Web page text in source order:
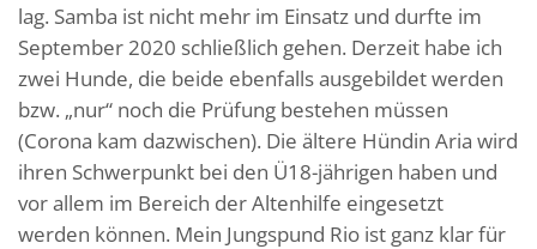
lag. Samba ist nicht mehr im Einsatz und durfte im
September 2020 schließlich gehen. Derzeit habe ich
zwei Hunde, die beide ebenfalls ausgebildet werden
bzw. „nur“ noch die Prüfung bestehen müssen
(Corona kam dazwischen). Die ältere Hündin Aria wird
ihren Schwerpunkt bei den Ü18-jährigen haben und
vor allem im Bereich der Altenhilfe eingesetzt
werden können. Mein Jungspund Rio ist ganz klar für